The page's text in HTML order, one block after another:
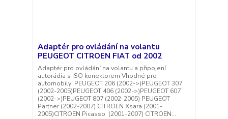
Adaptér pro ovládání na volantu
PEUGEOT CITROEN FIAT od 2002
Adaptér pro ovládání na volantu a připojení
autorádia s ISO konektorem Vhodné pro
automobily: PEUGEOT 206 (2002->)PEUGEOT 307
(2002-2005)PEUGEOT 406 (2002->)PEUGEOT 607
(2002->)PEUGEOT 807 (2002-2005) PEUGEOT
Partner (2002-2007) CITROEN Xsara (2001-
2005)CITROEN Picasso (2001-2007) CITROEN...